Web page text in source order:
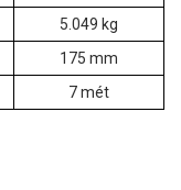
5.049 kg
175 mm
7 mét